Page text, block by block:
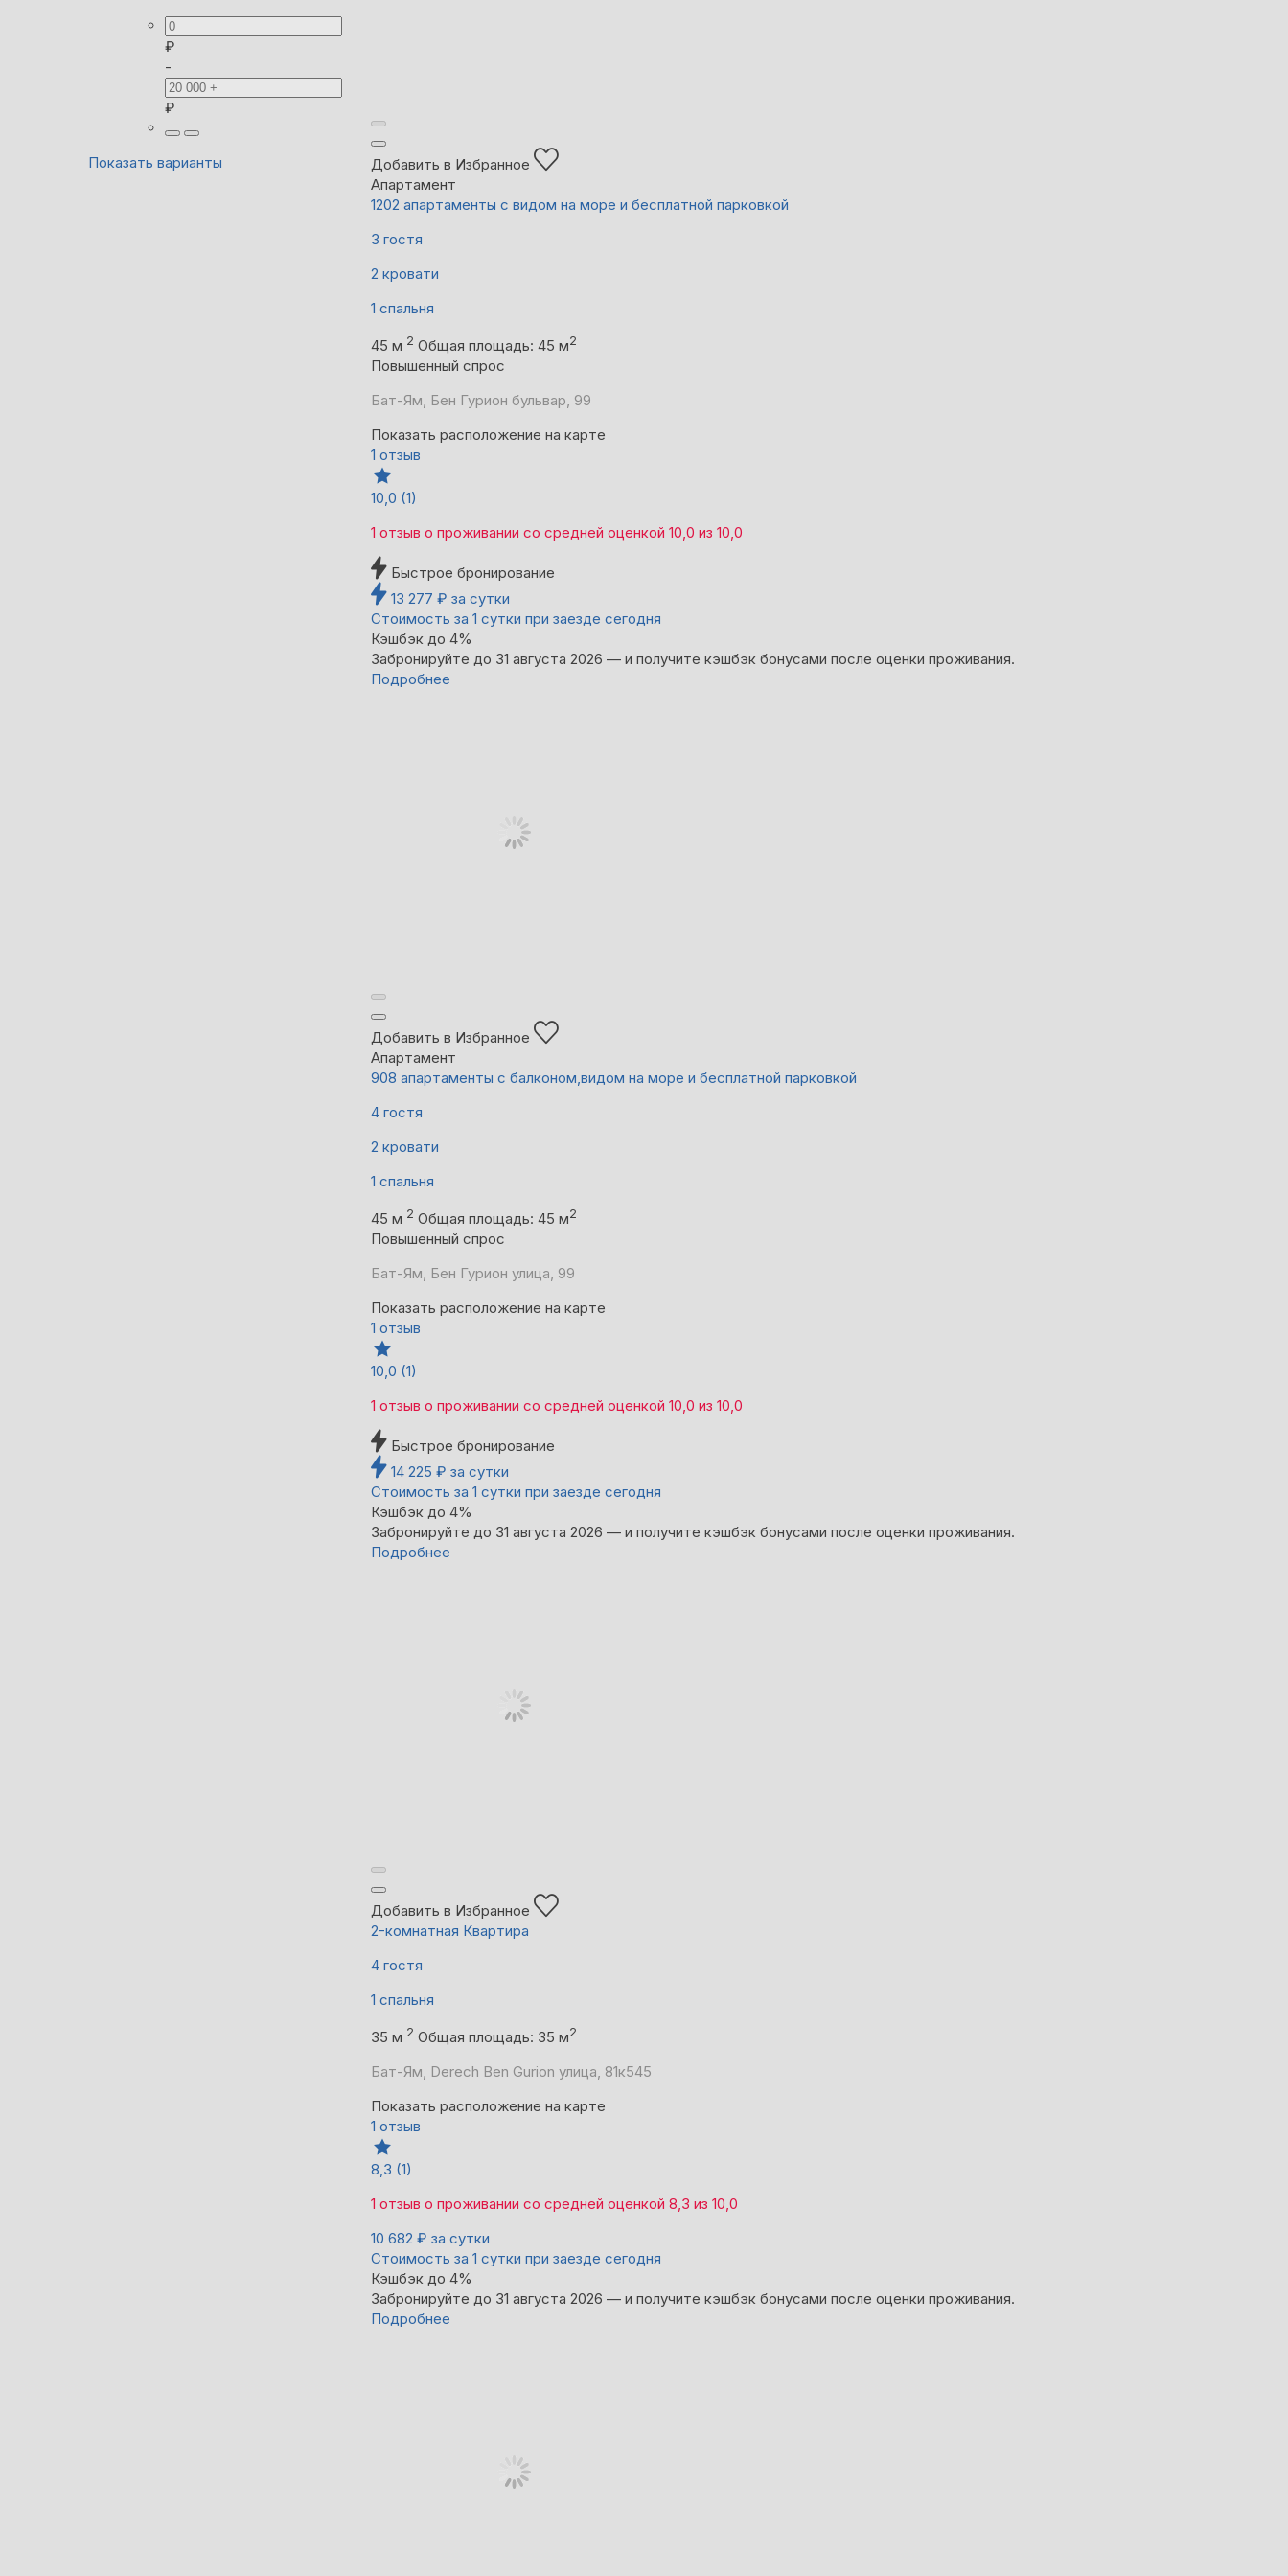
₽
-
₽
Показать варианты
Добавить в Избранное
Апартамент
1202 апартаменты с видом на море и бесплатной парковкой
3 гостя
2 кровати
1 спальня
45 м 2 Общая площадь: 45 м2
Повышенный спрос
Бат-Ям, Бен Гурион бульвар, 99
Показать расположение на карте
1 отзыв
10,0 (1)
1 отзыв о проживании со средней оценкой 10,0 из 10,0
Быстрое бронирование
13 277 ₽ за сутки
Стоимость за 1 сутки при заезде сегодня
Кэшбэк до 4%
Забронируйте до 31 августа 2026 — и получите кэшбэк бонусами после оценки проживания.
Подробнее
Добавить в Избранное
Апартамент
908 апартаменты с балконом,видом на море и бесплатной парковкой
4 гостя
2 кровати
1 спальня
45 м 2 Общая площадь: 45 м2
Повышенный спрос
Бат-Ям, Бен Гурион улица, 99
Показать расположение на карте
1 отзыв
10,0 (1)
1 отзыв о проживании со средней оценкой 10,0 из 10,0
Быстрое бронирование
14 225 ₽ за сутки
Стоимость за 1 сутки при заезде сегодня
Кэшбэк до 4%
Забронируйте до 31 августа 2026 — и получите кэшбэк бонусами после оценки проживания.
Подробнее
Добавить в Избранное
2-комнатная Квартира
4 гостя
1 спальня
35 м 2 Общая площадь: 35 м2
Бат-Ям, Derech Ben Gurion улица, 81к545
Показать расположение на карте
1 отзыв
8,3 (1)
1 отзыв о проживании со средней оценкой 8,3 из 10,0
10 682 ₽ за сутки
Стоимость за 1 сутки при заезде сегодня
Кэшбэк до 4%
Забронируйте до 31 августа 2026 — и получите кэшбэк бонусами после оценки проживания.
Подробнее